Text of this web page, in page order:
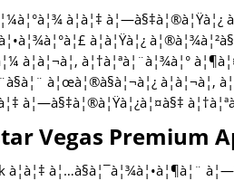
à¦à¦‡ à¦—à§‡à¦®à¦Ÿà¦¿
à¦à¦Ÿà¦¿
à¦à¦¬à¦‚ à¦†à¦ªà¦¨à¦¾à¦°
à¦œà¦®à§à¦¬à¦¿ à¦à¦¬à¦‚
à¦—à§‡à¦®à¦Ÿà¦¿à¦¤à§‡
Vegas Premium
à¦…à§à¦¯à¦¾à¦•à¦¶à¦¨